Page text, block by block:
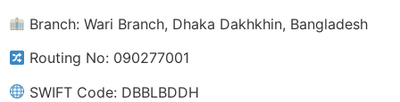
Branch: Wari Branch, Dhaka Dakhkhin, Bangladesh
Routing No: 090277001
SWIFT Code: DBBLBDDH